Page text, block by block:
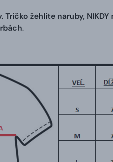
žehlite naruby,
.